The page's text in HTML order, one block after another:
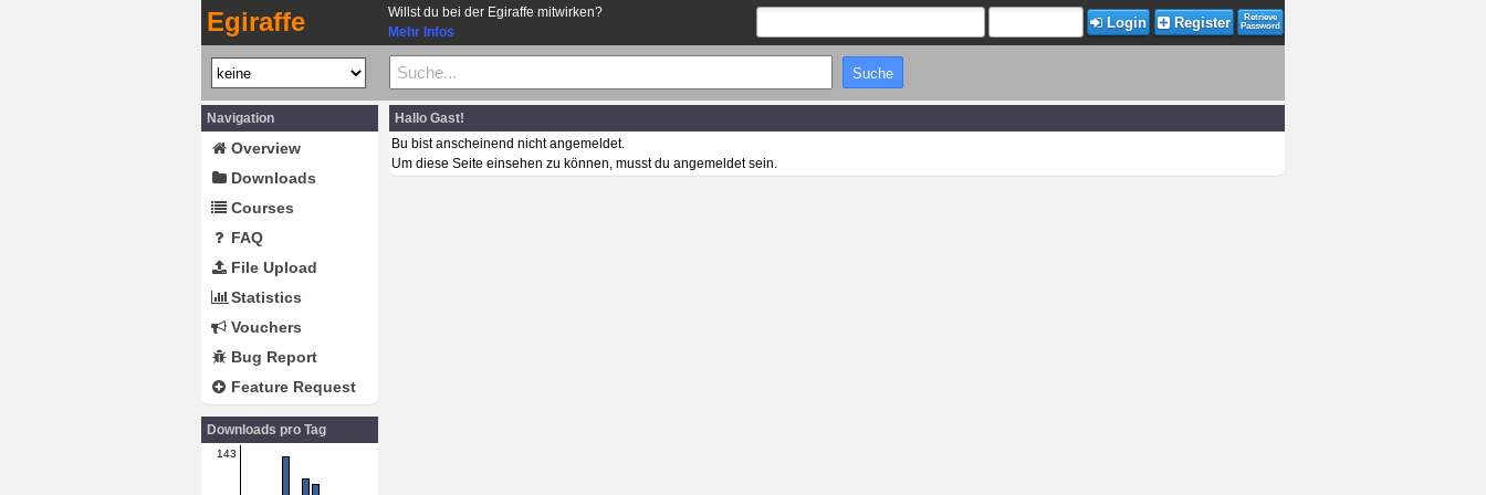
Egiraffe
Willst du bei der Egiraffe mitwirken?
Mehr Infos
Login Register
Retrieve
Password
Navigation
Overview
Downloads
Courses
FAQ
File Upload
Statistics
Vouchers
Bug Report
Feature Request
Downloads pro Tag
143
Hallo Gast!
Bu bist anscheinend nicht angemeldet.
Um diese Seite einsehen zu können, musst du angemeldet sein.